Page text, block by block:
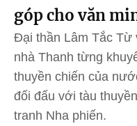
góp cho văn
Đại thần Lâm Tắc Từ
nhà Thanh từng
thuyền chiến của
đối đấu với tàu
tranh Nha phiến.